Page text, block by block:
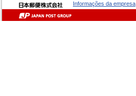
Informações da empresa